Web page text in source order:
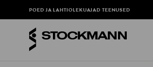
POED JA LAHTIOLEKUAJADTEENUSED